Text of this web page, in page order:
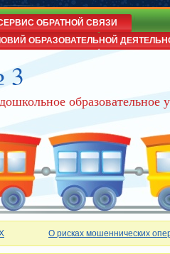
3
ОБРАТНОЙ СВЯЗИ
ОБРАЗОВАТЕЛЬНОЙ
О рисках мошеннических